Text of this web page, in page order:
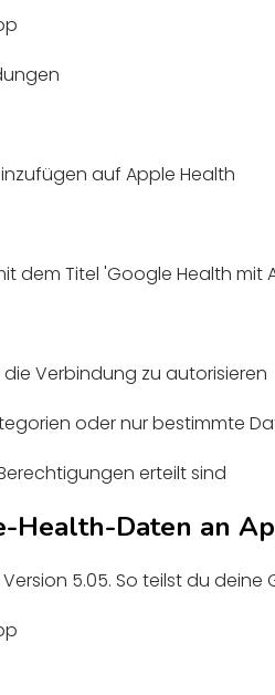
auf Apple Health
dem Titel 'Google Health mit
Verbindung zu autorisieren
oder nur bestimmte
erteilt sind
Health-Daten an
5.05. So teilst du